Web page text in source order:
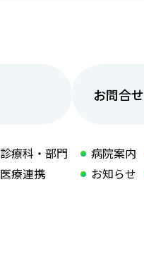
お問合せ
診療科・部門
医療連携
病院案内
お知らせ